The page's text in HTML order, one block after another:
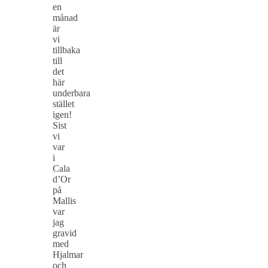
en
månad
är
vi
tillbaka
till
det
här
underbara
stället
igen!
Sist
vi
var
i
Cala
d’Or
på
Mallis
var
jag
gravid
med
Hjalmar
och